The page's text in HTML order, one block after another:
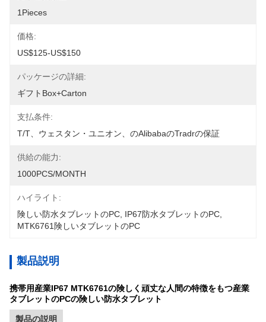
1Pieces
価格:
US$125-US$150
パッケージの詳細:
ギフトbox+carton
支払条件:
T/T、ウェスタン・ユニオン、のalibabaのtradrの保証
供給の能力:
1000PCS/MONTH
ハイライト:
険しい防水タブレットのPC IP67防水タブレットのPC
MTK6761険しいタブレットのPC
製品説明
携帯用産業IP67 MTK6761の険しく頑丈な人間の特徴をもつ産業
タブレットのPCの険しい防水タブレット
製品の説明